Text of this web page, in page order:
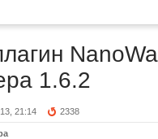
1.6.2
21:14 2338